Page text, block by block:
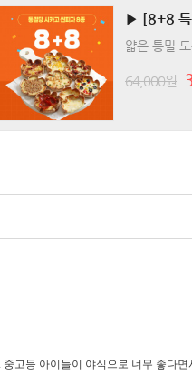
▶ [8+8 특
얇은 통밀
64,000원
중고등 아이들이 야식으로 너무 좋다